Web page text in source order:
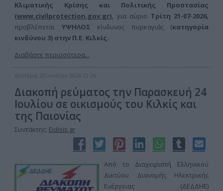
Κλιματικής Κρίσης και Πολιτικής Προστασίας
(www.civilprotection.gov.gr), για αύριο Τρίτη 21-07-2026,
προβλέπεται ΥΨΗΛΟΣ κίνδυνος πυρκαγιάς (κατηγορία
κινδύνου 3) στην Π.Ε. Κιλκίς.
Διαβάστε περισσότερα...
Δευτέρα, 20 Ιουλίου 2026 12:26
Διακοπή ρεύματος την Παρασκευή 24
Ιουλίου σε οικισμούς του Κιλκίς και
της Παιονίας
Συντάκτης: Eidisis.gr
Από το Διαχειριστή Ελληνικού
Δικτύου Διανομής Ηλεκτρικής
Ενέργειας (ΔΕΔΔΗΕ)